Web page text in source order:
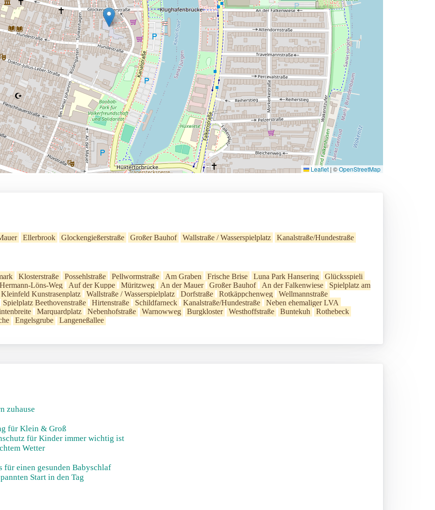
Leaflet | ©OpenStreetMap
Ellerbrook Glockengießerstraße Großer Bauhof Wallstraße / Wasserspielplatz Kanalstraße/Hundestraße
Klosterstraße Possehlstraße Pellwormstraße Am Graben Frische Brise Luna Park Hansering
Glücksspieli
Hermann-Löns-Weg
Auf der Kuppe Müritzweg An der Mauer Großer Bauhof An der Falkenwiese
Spielplatz am
Kleinfeld Kunstrasenplatz
Wallstraße / Wasserspielplatz Dorfstraße Rotkäppchenweg
Wellmannstraße
Spielplatz Beethovenstraße
Hirtenstraße Schildfarneck Kanalstraße/Hundestraße
Neben ehemaliger LVA
Marquardplatz Nebenhofstraße Warnowweg Burgkloster Westhoffstraße Buntekuh
Rothebeck
Engelsgrube Langeneßallee
zuhause
für Klein & Groß
für Kinder immer wichtig ist
Wetter
für einen gesunden Babyschlaf
Start in den Tag